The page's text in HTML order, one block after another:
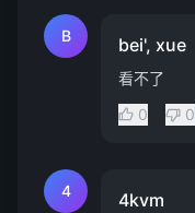
B bei', xue
看不了
0
0
4 4kvm